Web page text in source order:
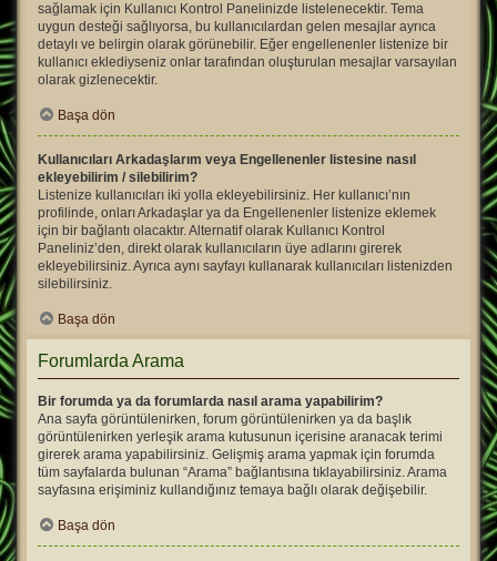
sağlamak için Kullanıcı Kontrol Panelinizde listelenecektir. Tema
uygun desteği sağlıyorsa, bu kullanıcılardan gelen mesajlar ayrıca
detaylı ve belirgin olarak görünebilir. Eğer engellenenler listenize bir
kullanıcı eklediyseniz onlar tarafından oluşturulan mesajlar varsayılan
olarak gizlenecektir.
Başa dön
Kullanıcıları Arkadaşlarım veya Engellenenler listesine nasıl
ekleyebilirim / silebilirim?
Listenize kullanıcıları iki yolla ekleyebilirsiniz. Her kullanıcı’nın
profilinde, onları Arkadaşlar ya da Engellenenler listenize eklemek
için bir bağlantı olacaktır. Alternatif olarak Kullanıcı Kontrol
Paneliniz’den, direkt olarak kullanıcıların üye adlarını girerek
ekleyebilirsiniz. Ayrıca aynı sayfayı kullanarak kullanıcıları listenizden
silebilirsiniz.
Başa dön
Forumlarda Arama
Bir forumda ya da forumlarda nasıl arama yapabilirim?
Ana sayfa görüntülenirken, forum görüntülenirken ya da başlık
görüntülenirken yerleşik arama kutusunun içerisine aranacak terimi
girerek arama yapabilirsiniz. Gelişmiş arama yapmak için forumda
tüm sayfalarda bulunan “Arama” bağlantısına tıklayabilirsiniz. Arama
sayfasına erişiminiz kullandığınız temaya bağlı olarak değişebilir.
Başa dön